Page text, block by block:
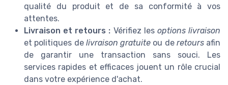
qualité du produit et de sa conformité à vos
attentes.
Livraison et retours : Vérifiez les options livraison
et politiques de livraison gratuite ou de retoursafin
de garantir une transaction sans souci. Les
services rapides et efficaces jouent un rôle crucial
dans votre expérience d'achat.